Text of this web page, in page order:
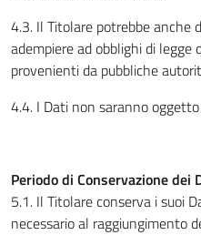
4.3. Il Titolare potrebbe anche
adempiere ad obblighi di
provenienti da pubbliche
4.4. I Dati non saranno
Periodo di Conservazione dei
5.1. Il Titolare conserva i suoi
necessario al raggiungimento